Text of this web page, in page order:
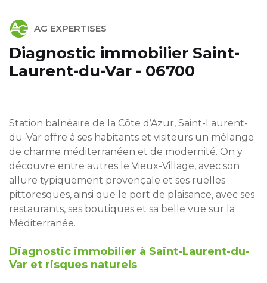
AG EXPERTISES
Diagnostic immobilier Saint-
Laurent-du-Var - 06700
Station balnéaire de la Côte d’Azur, Saint-Laurent-
du-Var offre à ses habitants et visiteurs un mélange
de charme méditerranéen et de modernité. On y
découvre entre autres le Vieux-Village, avec son
allure typiquement provençale et ses ruelles
pittoresques, ainsi que le port de plaisance, avec ses
restaurants, ses boutiques et sa belle vue sur la
Méditerranée.
Diagnostic immobilier à Saint-Laurent-du-
Var et risques naturels